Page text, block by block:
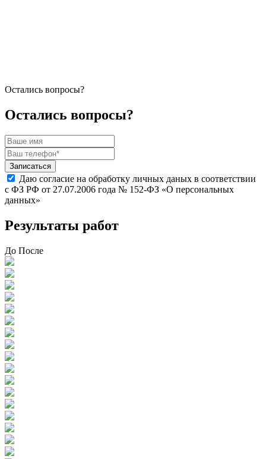
Остались вопросы?
Остались вопросы?
Записаться
Даю согласие на обработку личных даных в соответствии
с ФЗ РФ от 27.07.2006 года № 152-ФЗ «О персональных
данных»
Результаты работ
До После